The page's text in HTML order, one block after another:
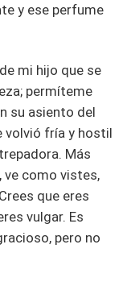
y ese perfume
mi hijo que se
permíteme
su asiento del
volvió fría y hostil
Más
ve como vistes,
que eres
vulgar. Es
pero no